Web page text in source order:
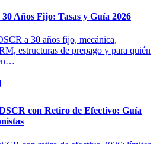
Años Fijo: Tasas y Guía 2026
a 30 años fijo, mecánica,
estructuras de prepago y para quién
con Retiro de Efectivo: Guía